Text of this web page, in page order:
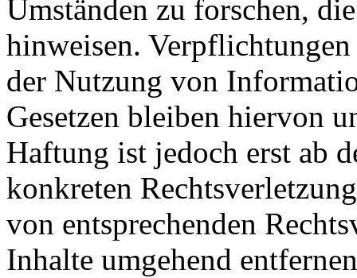
Umständen zu forschen,
hinweisen.
der Nutzung von
Gesetzen bleiben hiervon
Haftung ist jedoch erst ab
konkreten
von entsprechenden
Inhalte umgehend